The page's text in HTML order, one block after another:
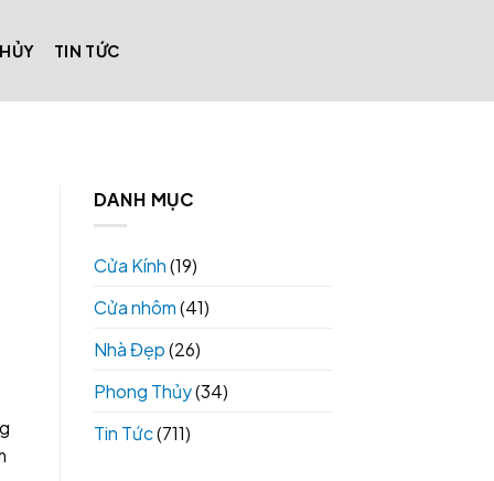
TIN TỨC
DANH MỤC
Cửa Kính(19)
Cửa nhôm(41)
Nhà Đẹp(26)
Phong Thủy(34)
Tin Tức(711)